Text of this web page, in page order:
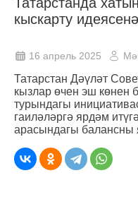
кыскарту
16 апрель 2025
Татарстан Дәүләт
кызлар өчен эш көнен
турындагы
гаиләләргә ярдәм
арасындагы балансны